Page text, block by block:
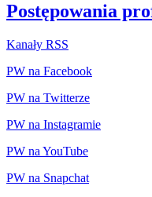
Postępowania
Kanały RSS
PW na Facebook
PW na Twitterze
PW na Instagramie
PW na YouTube
PW na Snapchat